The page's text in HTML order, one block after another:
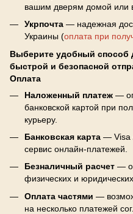
вашим дверям домой или
Укрпочта — надежная
Украины (оплата при
Выберите удобный способ
быстрой и безопасной
Оплата
Наложенный платеж —
банковской картой при
курьеру.
Банковская карта — Visa
сервис онлайн-платежей.
Безналичный расчет —
физических и
Оплата частями —
на несколько платежей